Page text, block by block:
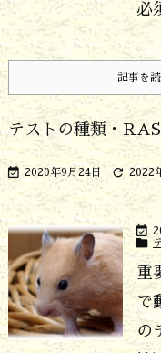
必
記事を
テストの種類・
 2020年9月24日  2022


重
で
の